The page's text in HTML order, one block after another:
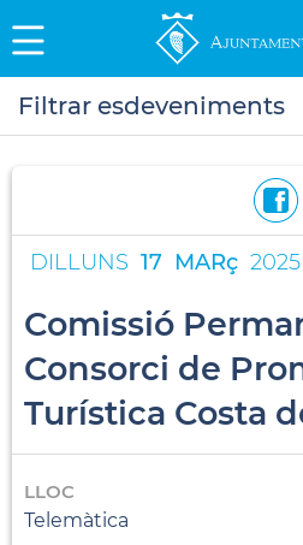
Filtrar esdeveniments
DILLUNS 17 MARç 2025
Comissió
Consorci de
Turística Costa
LLOC
Telemàtica